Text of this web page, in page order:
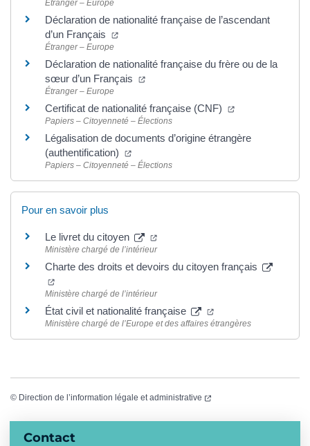
Étranger – Europe
Déclaration de nationalité française de l’ascendant
d’un Français
(ouverture dans un nouvel onglet)
Étranger – Europe
Déclaration de nationalité française du frère ou de la
sœur d’un Français
(ouverture dans un nouvel onglet)
Étranger – Europe
Certificat de nationalité française (CNF) (ouverture dans
Papiers – Citoyenneté – Élections
Légalisation de documents d’origine étrangère
(authentification)
(ouverture dans un nouvel onglet)
Papiers – Citoyenneté – Élections
Pour en savoir plus
Le livret du citoyen (ouverture dans un nouvel onglet)
Ministère chargé de l’intérieur
Charte des droits et devoirs du citoyen français
(ouverture dans un nouvel onglet)
Ministère chargé de l’intérieur
État civil et nationalité française (ouverture dans un
Ministère chargé de l’Europe et des affaires étrangères
© Direction de l’information légale et administrative (ouverture dans un
Informations complémentaires
Contact